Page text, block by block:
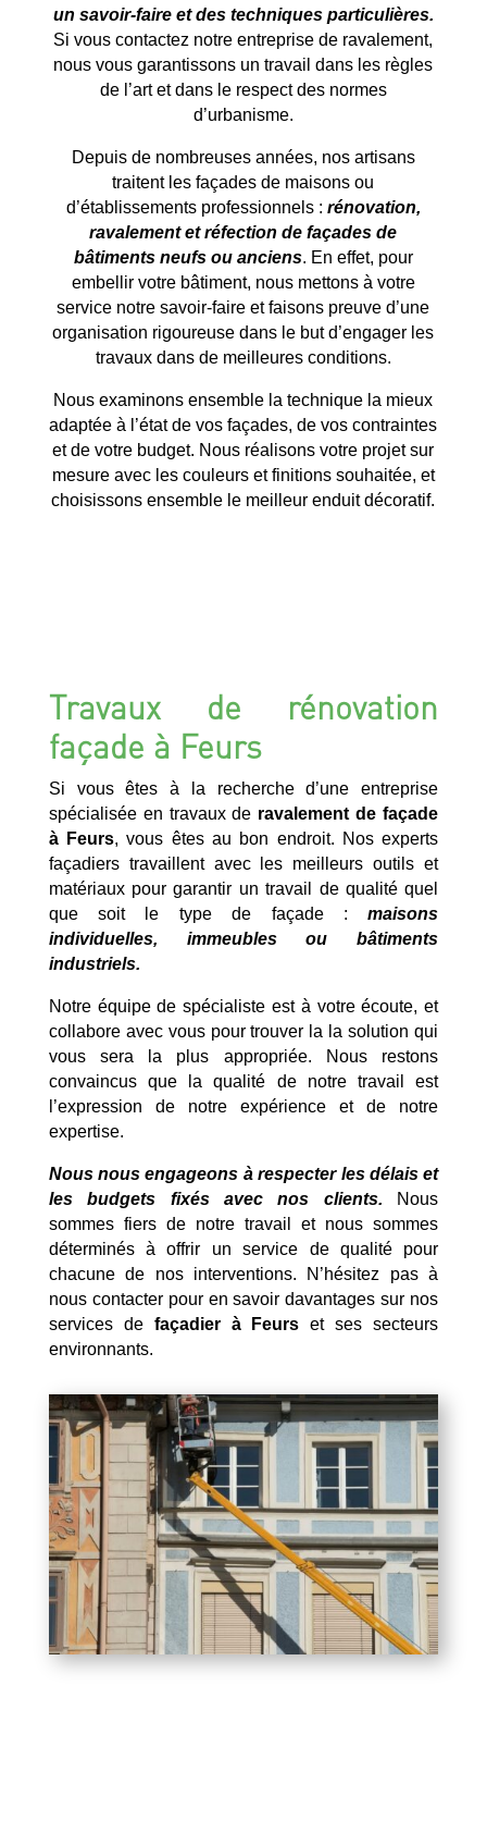
un savoir-faire et des techniques particulières.
Si vous contactez notre entreprise de ravalement,
nous vous garantissons un travail dans les règles
de l’art et dans le respect des normes
d’urbanisme.
Depuis de nombreuses années, nos artisans
traitent les façades de maisons ou
d’établissements professionnels : rénovation,
ravalement et réfection de façades de
bâtiments neufs ou anciens. En effet, pour
embellir votre bâtiment, nous mettons à votre
service notre savoir-faire et faisons preuve d’une
organisation rigoureuse dans le but d’engager les
travaux dans de meilleures conditions.
Nous examinons ensemble la technique la mieux
adaptée à l’état de vos façades, de vos contraintes
et de votre budget. Nous réalisons votre projet sur
mesure avec les couleurs et finitions souhaitée, et
choisissons ensemble le meilleur enduit décoratif.
Travaux de rénovation
façade à Feurs
Si vous êtes à la recherche d’une entreprise
spécialisée en travaux de ravalement de façade
à Feurs, vous êtes au bon endroit. Nos experts
façadiers travaillent avec les meilleurs outils et
matériaux pour garantir un travail de qualité quel
que soit le type de façade :maisons
individuelles, immeubles ou bâtiments
industriels.
Notre équipe de spécialiste est à votre écoute, et
collabore avec vous pour trouver la la solution qui
vous sera la plus appropriée. Nous restons
convaincus que la qualité de notre travail est
l’expression de notre expérience et de notre
expertise.
Nous nous engageons à respecter les délais et
les budgets fixés avec nos clients. Nous
sommes fiers de notre travail et nous sommes
déterminés à offrir un service de qualité pour
chacune de nos interventions. N’hésitez pas à
nous contacter pour en savoir davantages sur nos
services de façadier à Feurs et ses secteurs
environnants.